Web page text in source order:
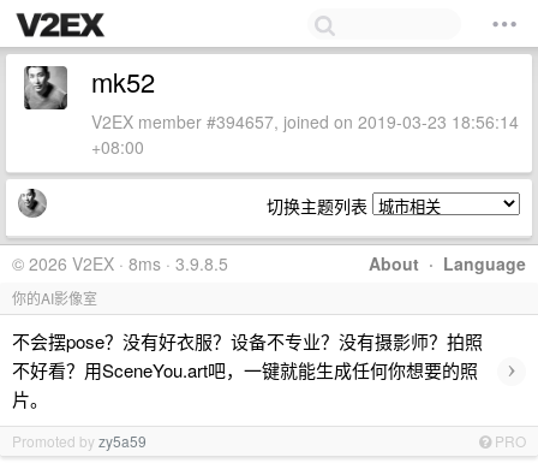
mk52
V2EX member #394657, joined on 2019-03-23 18:56:14
+08:00
切换主题列表
About · Language
© 2026 V2EX · 8ms · 3.9.8.5
你的AI影像室
不会摆pose？没有好衣服？设备不专业？没有摄影师？拍照
不好看？用SceneYou.art吧，一键就能生成任何你想要的照
片。
›
Promoted byzy5a59 PRO